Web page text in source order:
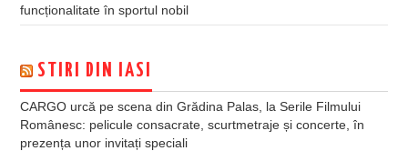
funcționalitate în sportul nobil
STIRI DIN IASI
CARGO urcă pe scena din Grădina Palas, la Serile Filmului
Românesc: pelicule consacrate, scurtmetraje și concerte, în
prezența unor invitați speciali